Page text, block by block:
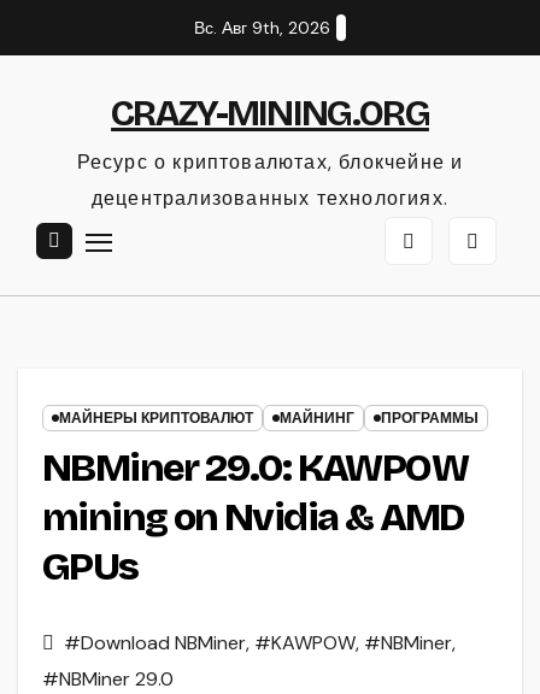
к
Вс. Авг 9th, 2026
CRAZY-MINING.ORG
Ресурс о криптовалютах, блокчейне и
децентрализованных технологиях.
МАЙНЕРЫ КРИПТОВАЛЮТ МАЙНИНГ ПРОГРАММЫ
NBMiner 29.0: KAWPOW
mining on Nvidia & AMD
GPUs
#Download NBMiner, #KAWPOW, #NBMiner,
#NBMiner 29.0